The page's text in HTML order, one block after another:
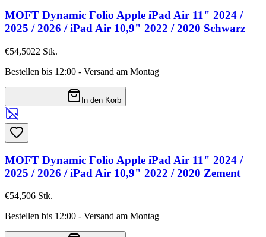
MOFT Dynamic Folio Apple iPad Air 11" 2024 /
2025 / 2026 / iPad Air 10,9" 2022 / 2020 Schwarz
€54,5022 Stk.
Bestellen bis 12:00 - Versand am Montag
In den Korb
MOFT Dynamic Folio Apple iPad Air 11" 2024 /
2025 / 2026 / iPad Air 10,9" 2022 / 2020 Zement
€54,506 Stk.
Bestellen bis 12:00 - Versand am Montag